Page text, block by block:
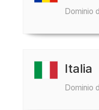
Dominio
Italia
Dominio